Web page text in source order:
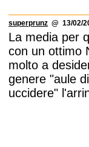
superprunz @ 13/02/
La media per
con un ottimo
molto a
genere "aule
uccidere"